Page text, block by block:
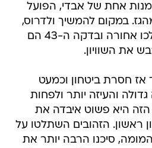
אחת של אבדי, הפועל
במקום להמשיך ולדרוס,
הלבנים של גיא לוזון הלכו אחורה ובדקה ה-43 הם
את השוויון.
אז חסרת ביטחון וכמעט
והעיזה יותר ולפחות
היא פשוט איבדה את
ראשון. הזהובים השתלטו על
סיכנו הרבה יותר את